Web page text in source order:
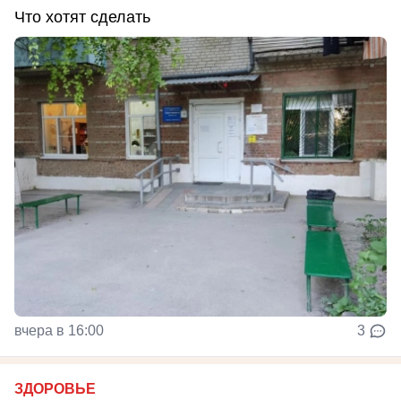
Что хотят сделать
вчера в 16:00 3
ЗДОРОВЬЕ